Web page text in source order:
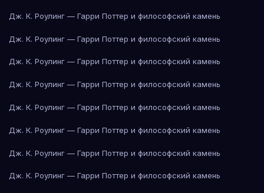
Дж. К. Роулинг — Гарри Поттер и философский камень
Дж. К. Роулинг — Гарри Поттер и философский камень
Дж. К. Роулинг — Гарри Поттер и философский камень
Дж. К. Роулинг — Гарри Поттер и философский камень
Дж. К. Роулинг — Гарри Поттер и философский камень
Дж. К. Роулинг — Гарри Поттер и философский камень
Дж. К. Роулинг — Гарри Поттер и философский камень
Дж. К. Роулинг — Гарри Поттер и философский камень